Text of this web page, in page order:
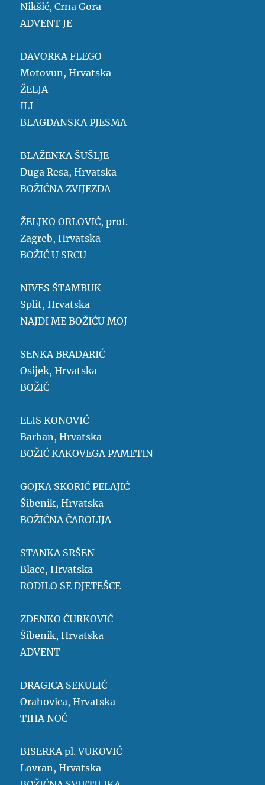
Nikšić, Crna Gora
ADVENT JE
DAVORKA FLEGO
Motovun, Hrvatska
ŽELJA
ILI
BLAGDANSKA PJESMA
BLAŽENKA ŠUŠLJE
Duga Resa, Hrvatska
BOŽIĆNA ZVIJEZDA
ŽELJKO ORLOVIĆ, prof.
Zagreb, Hrvatska
BOŽIĆ U SRCU
NIVES ŠTAMBUK
Split, Hrvatska
NAJDI ME BOŽIĆU MOJ
SENKA BRADARIĆ
Osijek, Hrvatska
BOŽIĆ
ELIS KONOVIĆ
Barban, Hrvatska
BOŽIĆ KAKOVEGA PAMETIN
GOJKA SKORIĆ PELAJIĆ
Šibenik, Hrvatska
BOŽIĆNA ČAROLIJA
STANKA SRŠEN
Blace, Hrvatska
RODILO SE DJETEŠCE
ZDENKO ĆURKOVIĆ
Šibenik, Hrvatska
ADVENT
DRAGICA SEKULIĆ
Orahovica, Hrvatska
TIHA NOĆ
BISERKA pl. VUKOVIĆ
Lovran, Hrvatska